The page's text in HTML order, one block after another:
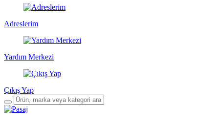
Adreslerim
Yardım Merkezi
Çıkış Yap